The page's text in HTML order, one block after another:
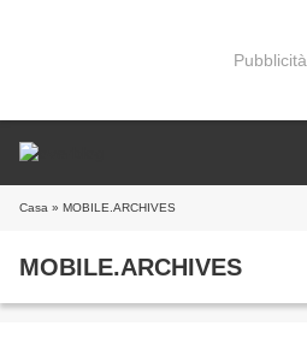
Pubblicità
Casa » MOBILE.ARCHIVES
MOBILE.ARCHIVES